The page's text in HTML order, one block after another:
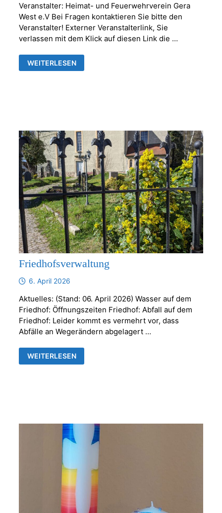
Veranstalter: Heimat- und Feuerwehrverein Gera
West e.V Bei Fragen kontaktieren Sie bitte den
Veranstalter! Externer Veranstalterlink, Sie
verlassen mit dem Klick auf diesen Link die …
FRANKENTHALER
MAIBAUMSETZEN
WEITERLESEN
Friedhofsverwaltung
6. April 2026
Aktuelles: (Stand: 06. April 2026) Wasser auf dem
Friedhof: Öffnungszeiten Friedhof: Abfall auf dem
Friedhof: Leider kommt es vermehrt vor, dass
Abfälle an Wegerändern abgelagert …
FRIEDHOFSVERWALTUNG
WEITERLESEN